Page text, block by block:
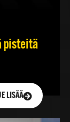
pisteitä
LISÄÄ